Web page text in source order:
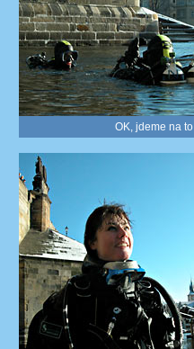
OK, jdeme na to